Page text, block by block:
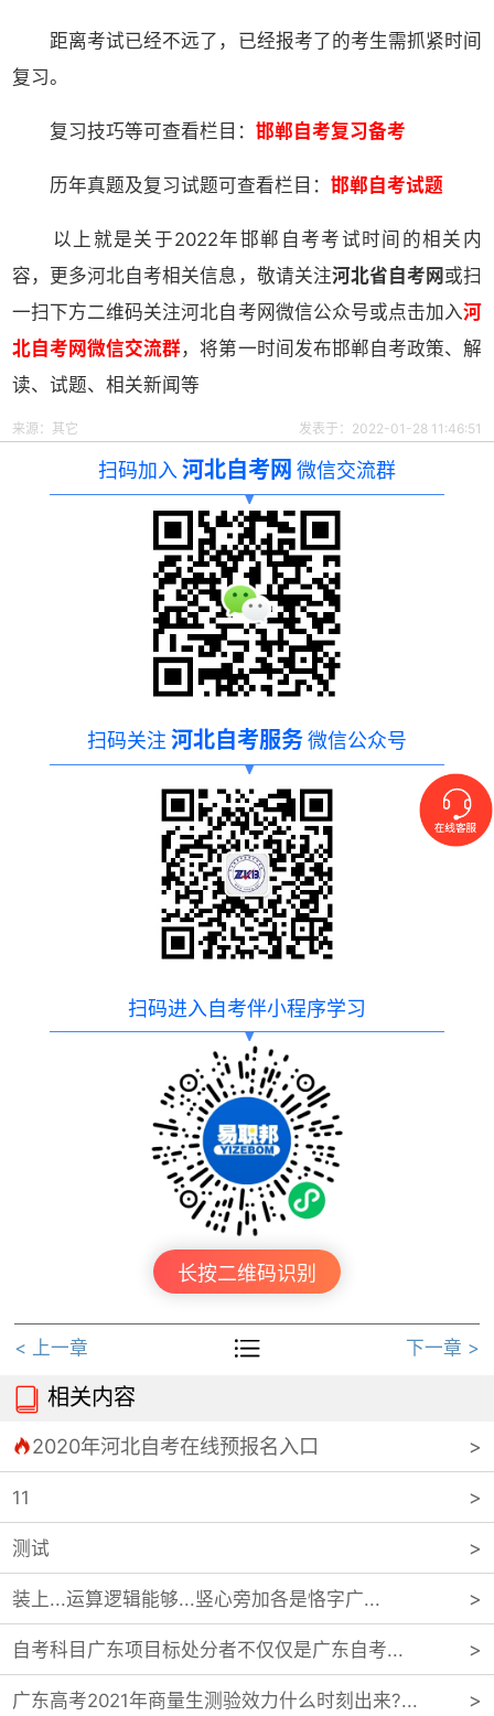
距离考试已经不远了，已经报考了的考生需抓紧时间
复习。
复习技巧等可查看栏目：邯郸自考复习备考
历年真题及复习试题可查看栏目：邯郸自考试题
以上就是关于2022年邯郸自考考试时间的相关内
容，更多河北自考相关信息，敬请关注河北省自考网 或扫
一扫下方二维码关注河北自考网微信公众号或点击加入河
北自考网微信交流群，将第一时间发布邯郸自考政策、解
读、试题、相关新闻等
来源：其它 发表于：2022-01-28 11:46:51
扫码加入 河北自考网 微信交流群
扫码关注 河北自考服务 微信公众号
扫码进入自考伴小程序学习
长按二维码识别
< 上一章  下一章 >
 相关内容
2020年河北自考在线预报名入口
11
测试
装上...运算逻辑能够...竖心旁加各是恪字广...
自考科目广东项目标处分者不仅仅是广东自考...
广东高考2021年商量生测验效力什么时刻出来?...